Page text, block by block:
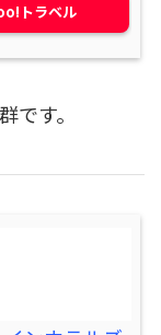
トラベル
です。